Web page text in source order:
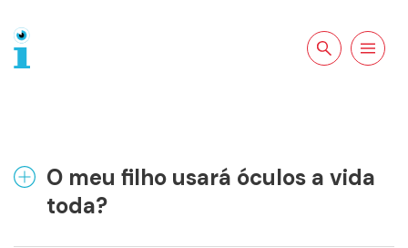
Pesquisar no
Abrir a
O meu filho usará óculos a vida
toda?